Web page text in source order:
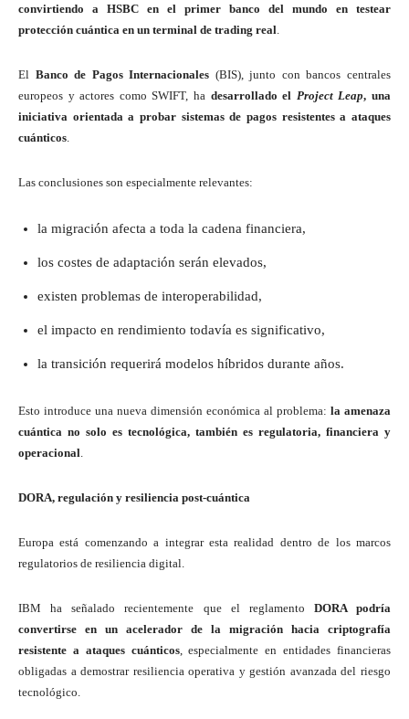
convirtiendo a HSBC en el primer banco del mundo en testear
protección cuántica en un terminal de trading real
El Banco de Pagos Internacionales (BIS), junto con bancos centrales
europeos y actores como SWIFT, ha desarrollado el Project Leap, una
iniciativa orientada a probar sistemas de pagos resistentes a ataques
cuánticos
Las conclusiones son especialmente relevantes:
la migración afecta a toda la cadena financiera,
los costes de adaptación serán elevados,
existen problemas de interoperabilidad,
el impacto en rendimiento todavía es significativo,
la transición requerirá modelos híbridos durante años.
Esto introduce una nueva dimensión económica al problema: la amenaza
cuántica no solo es tecnológica, también es regulatoria, financiera y
operacional
DORA, regulación y resiliencia post-cuántica
Europa está comenzando a integrar esta realidad dentro de los marcos
regulatorios de resiliencia digital.
IBM ha señalado recientemente que el reglamento DORA podría
convertirse en un acelerador de la migración hacia criptografía
resistente a ataques cuánticos, especialmente en entidades financieras
obligadas a demostrar resiliencia operativa y gestión avanzada del riesgo
tecnológico.